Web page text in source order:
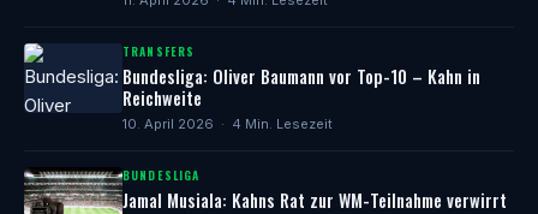
TRANSFERS
Bundesliga: Oliver Baumann vor Top-10 – Kahn in
Reichweite
10. April 2026 · 4 Min. Lesezeit
BUNDESLIGA
Jamal Musiala: Kahns Rat zur WM-Teilnahme verwirrt